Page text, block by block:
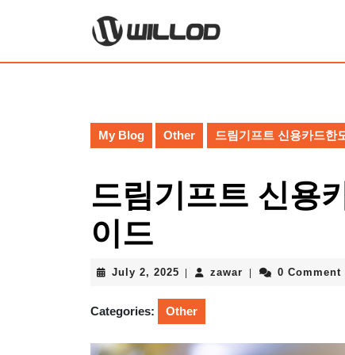
My Blog Other 드림기프트 신용카드한
드림기프트 신용
이드
July 2, 2025 July
2025
zawar zawar 0 Comment
Categories: Other